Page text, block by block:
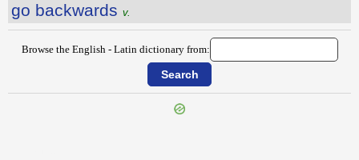
go backwards v.
Browse the English - Latin dictionary from: